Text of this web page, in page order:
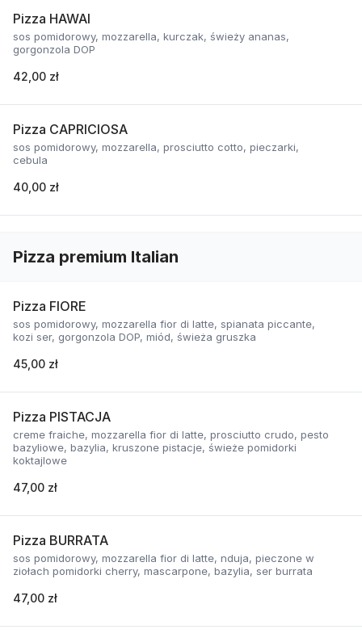
Pizza HAWAI
sos pomidorowy, mozzarella, kurczak, świeży ananas,
gorgonzola DOP
42,00 zł
Pizza CAPRICIOSA
sos pomidorowy, mozzarella, prosciutto cotto, pieczarki,
cebula
40,00 zł
Pizza premium Italian
Pizza FIORE
sos pomidorowy, mozzarella fior di latte, spianata piccante,
kozi ser, gorgonzola DOP, miód, świeża gruszka
45,00 zł
Pizza PISTACJA
creme fraiche, mozzarella fior di latte, prosciutto crudo, pesto
bazyliowe, bazylia, kruszone pistacje, świeże pomidorki
koktajlowe
47,00 zł
Pizza BURRATA
sos pomidorowy, mozzarella fior di latte, nduja, pieczone w
ziołach pomidorki cherry, mascarpone, bazylia, ser burrata
47,00 zł